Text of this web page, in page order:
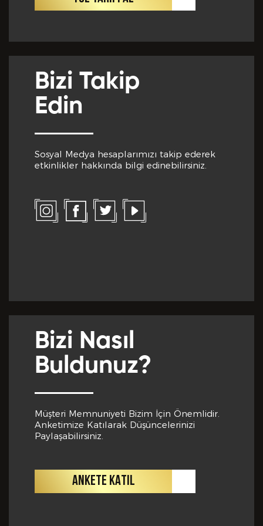
Bizi Takip
Edin
Sosyal Medya hesaplarımızı takip ederek
etkinlikler hakkında bilgi edinebilirsiniz.
Bizi Nasıl
Buldunuz?
Müşteri Memnuniyeti Bizim İçin Önemlidir.
Anketimize Katılarak Düşüncelerinizi
Paylaşabilirsiniz.
ANKETE KATIL
E-Posta *
Eğitim Bilgileri
Yabancı Dil *
Yabancı Dil Seviyesi *
Bize Kaç Yıldız Verirdiniz?